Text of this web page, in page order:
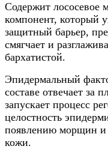
Содержит лососевое
компонент, который
защитный барьер,
смягчает и
бархатистой.
Эпидермальный
составе отвечает за
запускает процесс
целостность
появлению морщин и
кожи.